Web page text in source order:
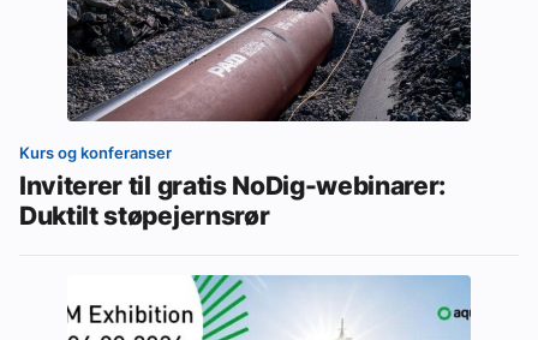
Kurs og konferanser
Inviterer til gratis NoDig-webinarer:
Duktilt støpejernsrør